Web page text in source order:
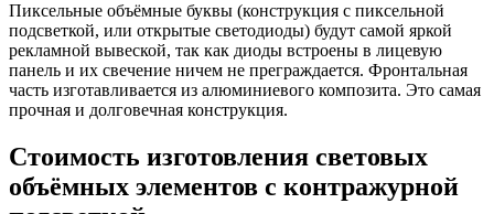
Пиксельные объёмные буквы (конструкция с пиксельной
подсветкой, или открытые светодиоды) будут самой яркой
рекламной вывеской, так как диоды встроены в лицевую
панель и их свечение ничем не преграждается. Фронтальная
часть изготавливается из алюминиевого композита. Это самая
прочная и долговечная конструкция.
Стоимость изготовления световых
объёмных элементов с контражурной